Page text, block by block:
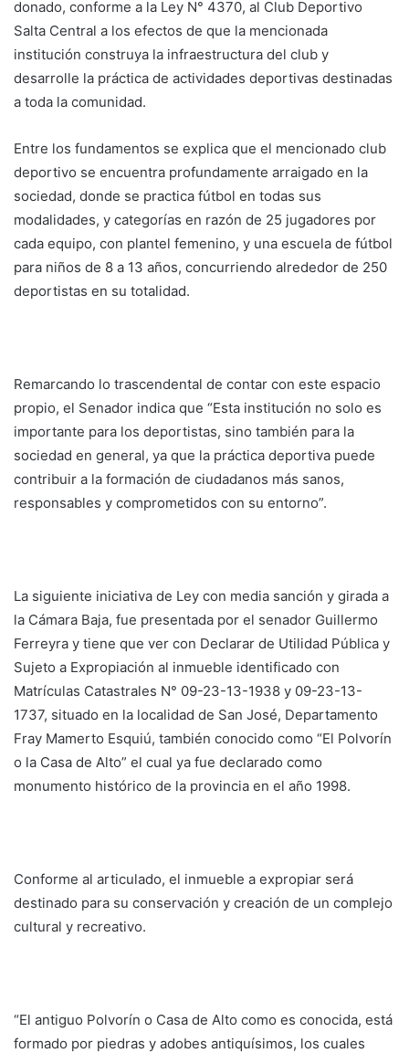
donado, conforme a la Ley N° 4370, al Club Deportivo
Salta Central a los efectos de que la mencionada
institución construya la infraestructura del club y
desarrolle la práctica de actividades deportivas destinadas
a toda la comunidad.
Entre los fundamentos se explica que el mencionado club
deportivo se encuentra profundamente arraigado en la
sociedad, donde se practica fútbol en todas sus
modalidades, y categorías en razón de 25 jugadores por
cada equipo, con plantel femenino, y una escuela de fútbol
para niños de 8 a 13 años, concurriendo alrededor de 250
deportistas en su totalidad.
Remarcando lo trascendental de contar con este espacio
propio, el Senador indica que “Esta institución no solo es
importante para los deportistas, sino también para la
sociedad en general, ya que la práctica deportiva puede
contribuir a la formación de ciudadanos más sanos,
responsables y comprometidos con su entorno”.
La siguiente iniciativa de Ley con media sanción y girada a
la Cámara Baja, fue presentada por el senador Guillermo
Ferreyra y tiene que ver con Declarar de Utilidad Pública y
Sujeto a Expropiación al inmueble identificado con
Matrículas Catastrales N° 09-23-13-1938 y 09-23-13-
1737, situado en la localidad de San José, Departamento
Fray Mamerto Esquiú, también conocido como “El Polvorín
o la Casa de Alto” el cual ya fue declarado como
monumento histórico de la provincia en el año 1998.
Conforme al articulado, el inmueble a expropiar será
destinado para su conservación y creación de un complejo
cultural y recreativo.
“El antiguo Polvorín o Casa de Alto como es conocida, está
formado por piedras y adobes antiquísimos, los cuales